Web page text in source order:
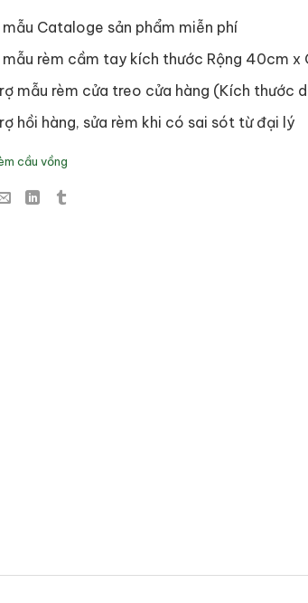
mẫu Cataloge sản phẩm miễn phí
mẫu rèm cầm tay kích thước Rộng 40cm x
mẫu rèm cửa treo cửa hàng (Kích thước
hồi hàng, sửa rèm khi có sai sót từ đại lý
cầu vồng